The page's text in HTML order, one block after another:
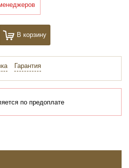
В корзину
Гарантия
по предоплате